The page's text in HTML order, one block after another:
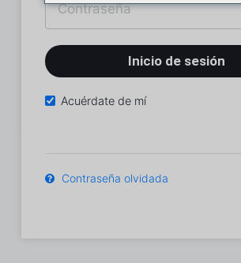
Acuérdate de mí
Contraseña olvidada